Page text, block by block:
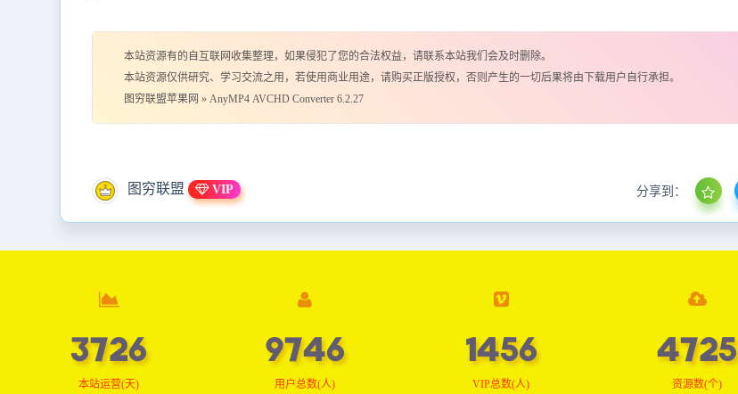
本站资源有的自互联网收集整理，如果侵犯了您的合法权益，请联系本站我们会及时删除。
本站资源仅供研究、学习交流之用，若使用商业用途，请购买正版授权，否则产生的一切后果将由下载用户自行承担。
图穷联盟苹果网 » AnyMP4 AVCHD Converter 6.2.27
图穷联盟 VIP 分享到：
3747
本站运营(天)
9802
用户总数(人)
1464
VIP总数(人)
4752
资源数(个)